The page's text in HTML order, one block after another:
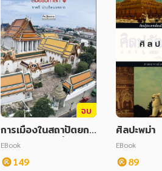
จบ
การเมืองในสถาปัตยกร
รมสมัยรัชกาลที่ 1
EBook
149
ศิลปะพม่า
EBook
89